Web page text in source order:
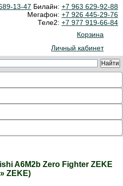
13-47 Билайн: +7 963 629-92-88
Мегафон: +7 926 445-29-76
Теле2: +7 977 919-66-84
Корзина
Личный кабинет
A6M2b Zero Fighter ZEKE
ZEKE)